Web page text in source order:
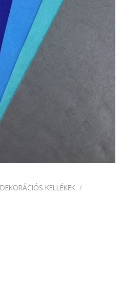
DEKORÁCIÓS KELLÉKEK /